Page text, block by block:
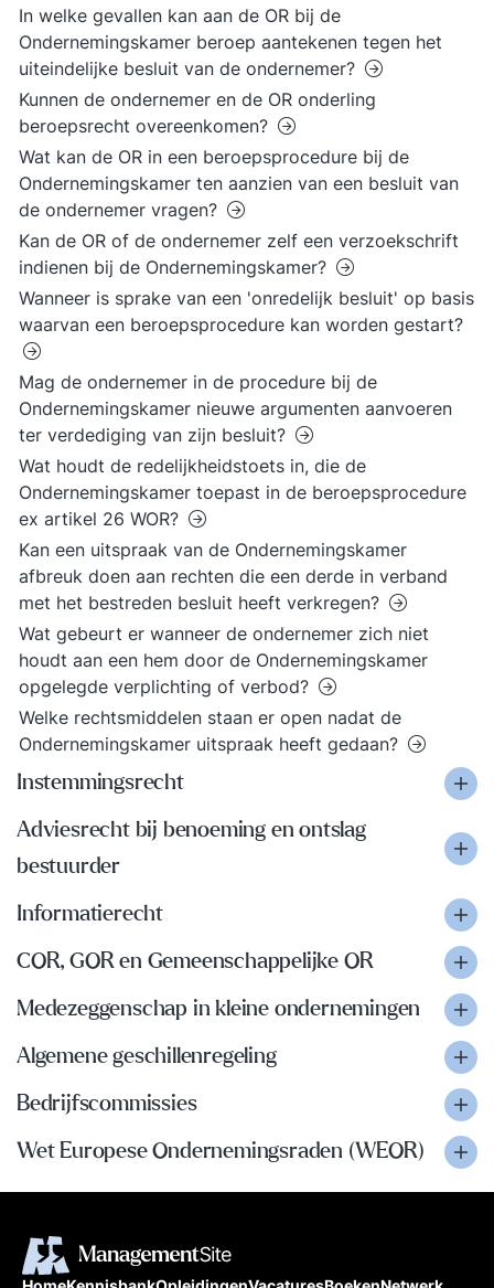
In welke gevallen kan aan de OR bij de
Ondernemingskamer beroep aantekenen tegen het
uiteindelijke besluit van de ondernemer?
Kunnen de ondernemer en de OR onderling
beroepsrecht overeenkomen?
Wat kan de OR in een beroepsprocedure bij de
Ondernemingskamer ten aanzien van een besluit van
de ondernemer vragen?
Kan de OR of de ondernemer zelf een verzoekschrift
indienen bij de Ondernemingskamer?
Wanneer is sprake van een 'onredelijk besluit' op basis
waarvan een beroepsprocedure kan worden gestart?
Mag de ondernemer in de procedure bij de
Ondernemingskamer nieuwe argumenten aanvoeren
ter verdediging van zijn besluit?
Wat houdt de redelijkheidstoets in, die de
Ondernemingskamer toepast in de beroepsprocedure
ex artikel 26 WOR?
Kan een uitspraak van de Ondernemingskamer
afbreuk doen aan rechten die een derde in verband
met het bestreden besluit heeft verkregen?
Wat gebeurt er wanneer de ondernemer zich niet
houdt aan een hem door de Ondernemingskamer
opgelegde verplichting of verbod?
Welke rechtsmiddelen staan er open nadat de
Ondernemingskamer uitspraak heeft gedaan?
Instemmingsrecht
Adviesrecht bij benoeming en ontslag
bestuurder
Informatierecht
COR, GOR en Gemeenschappelijke OR
Medezeggenschap in kleine ondernemingen
Algemene geschillenregeling
Bedrijfscommissies
Wet Europese Ondernemingsraden (WEOR)